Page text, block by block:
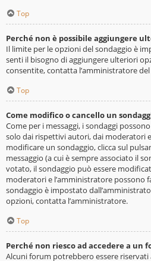
Top
Perché non è possibile aggiungere
Il limite per le opzioni del sondaggio è
senti il bisogno di aggiungere ulteriori
consentite, contatta l’amministratore
Top
Come modifico o cancello un
Come per i messaggi, i sondaggi
solo dai rispettivi autori, dai moderatori
modificare un sondaggio, clicca sul
messaggio (a cui è sempre associato il
votato, il sondaggio può essere
moderatori e l’amministratore possono
sondaggio è impostato
opzioni, contatta l’amministratore.
Top
Perché non riesco ad accedere a un
Alcuni forum potrebbero essere